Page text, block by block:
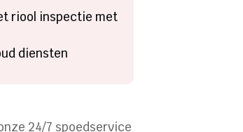
riool inspectie met
diensten
24/7 spoedservice